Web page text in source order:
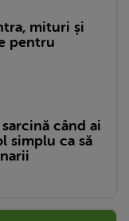
mituri și
pentru
când ai
simplu ca să